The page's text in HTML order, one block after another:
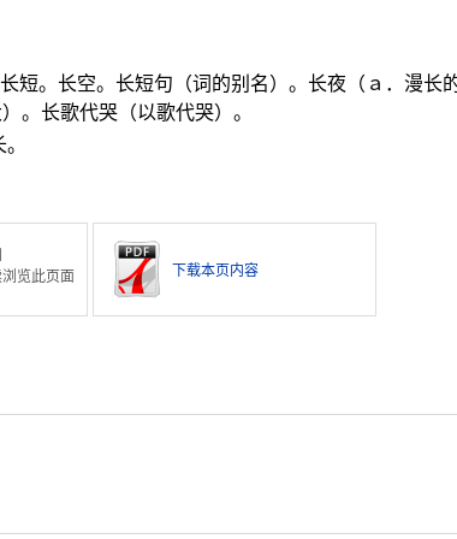
短。长空。长短句（词的别名）。长夜（ａ．漫长
。长歌代哭（以歌代哭）。
览此页面
下载本页内容